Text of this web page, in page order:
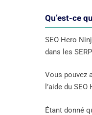
Qu’est-ce
SEO Hero
dans les
Vous pouvez
l’aide du
Étant donné